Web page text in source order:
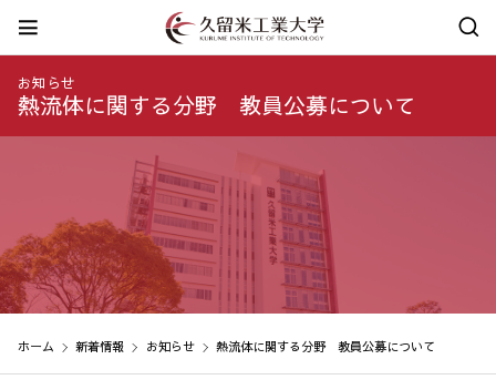
お知らせ
熱流体に関する分野 教員公募について
ホーム 新着情報 お知らせ 熱流体に関する分野 教員公募について